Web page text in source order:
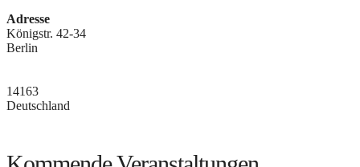
Adresse
Königstr. 42-34
Berlin
14163
Deutschland